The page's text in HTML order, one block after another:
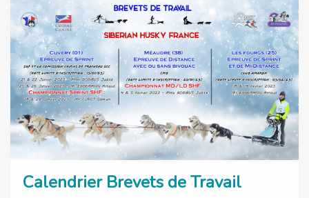
Calendrier Brevets de Travail